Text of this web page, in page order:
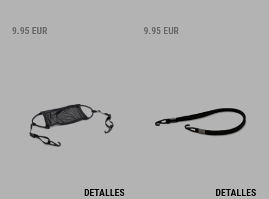
9.95 EUR
DETALLES
9.95 EUR
DETALLES